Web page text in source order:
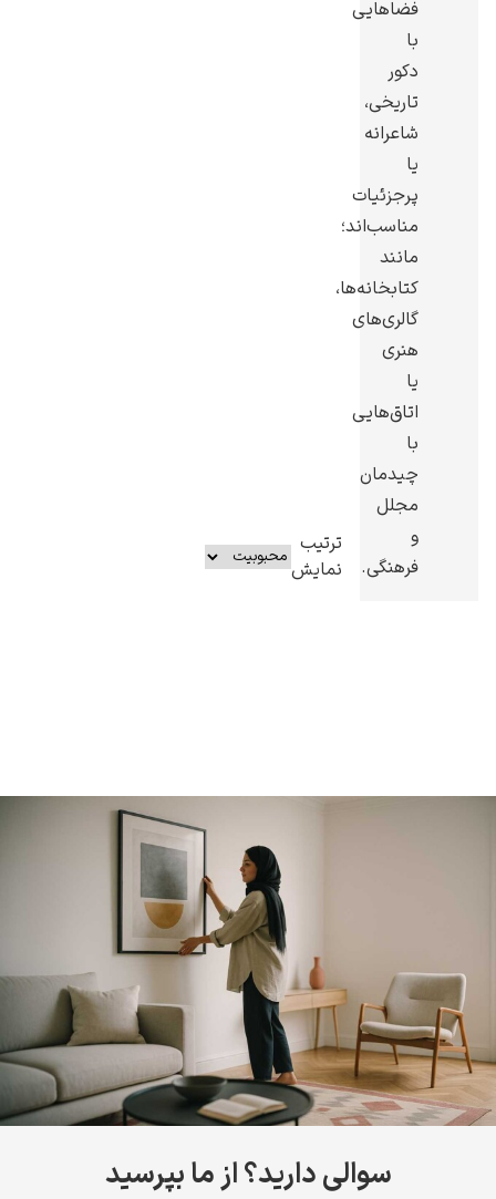
تابلوها
فضاهایی
با
دکور
تاریخی،
شاعرانه
یا
پرجزئیات
مناسب‌اند؛
مانند
کتابخانه‌ها،
گالری‌های
هنری
یا
اتاق‌هایی
با
چیدمان
مجلل
و
فرهنگی.
ترتیب
نمایش
سوالی دارید؟ از ما بپرسید